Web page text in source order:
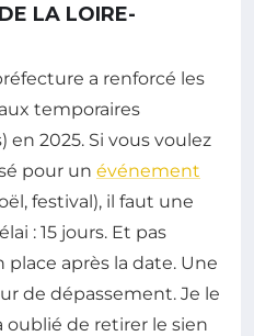
LA LOIRE-
a renforcé les
temporaires
2025. Si vous voulez
pour un événement
festival), il faut une
: 15 jours. Et pas
après la date. Une
de dépassement. Je le
oublié de retirer le sien